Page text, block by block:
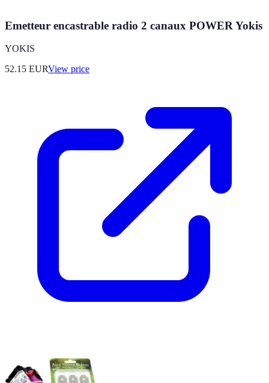
Emetteur encastrable radio 2 canaux POWER Yokis
YOKIS
52.15 EURView price